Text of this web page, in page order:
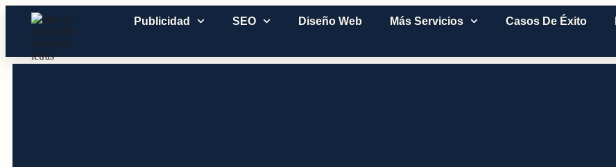
Publicidad SEO Diseño Web Más Servicios Casos De Éxito